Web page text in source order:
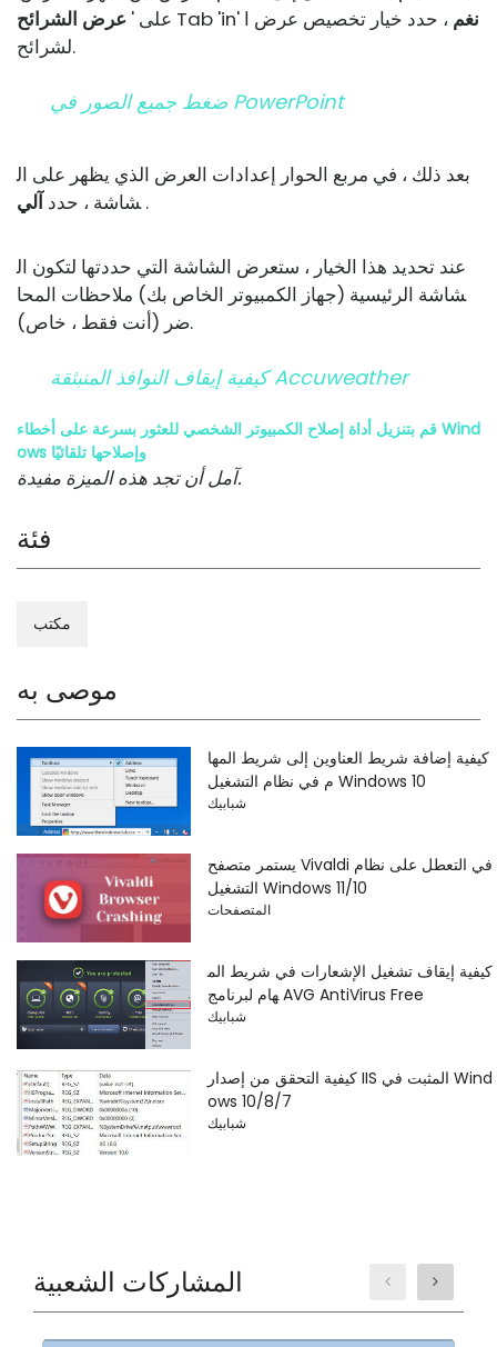
على ' عرض الشرائح Tab 'in' نغم ، حدد خيار تخصيص عرض ا
لشرائح.
ضغط جميع الصور في PowerPoint
بعد ذلك ، في مربع الحوار إعدادات العرض الذي يظهر على ال
شاشة ، حدد آلي .
عند تحديد هذا الخيار ، ستعرض الشاشة التي حددتها لتكون ال
شاشة الرئيسية (جهاز الكمبيوتر الخاص بك) ملاحظات المحا
ضر (أنت فقط ، خاص).
كيفية إيقاف النوافذ المنبثقة Accuweather
قم بتنزيل أداة إصلاح الكمبيوتر الشخصي للعثور بسرعة على أخطاء Wind
ows وإصلاحها تلقائيًا
آمل أن تجد هذه الميزة مفيدة.
فئة
مكتب
موصى به
كيفية إضافة شريط العناوين إلى شريط المها
م في نظام التشغيل Windows 10
شبابيك
يستمر متصفح Vivaldi في التعطل على نظام
التشغيل Windows 11/10
المتصفحات
كيفية إيقاف تشغيل الإشعارات في شريط الم
هام لبرنامج AVG AntiVirus Free
شبابيك
كيفية التحقق من إصدار IIS المثبت في Wind
ows 10/8/7
شبابيك
المشاركات الشعبية